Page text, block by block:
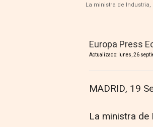
La ministra de
Europa Press
Actualizado: lunes, 26
MADRID, 19
La ministra de